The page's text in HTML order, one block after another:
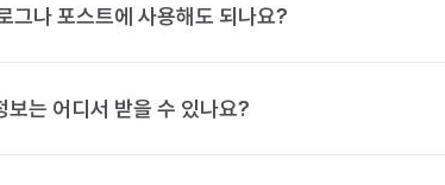
그나 포스트에 사용해도 되나요?
는 어디서 받을 수 있나요?